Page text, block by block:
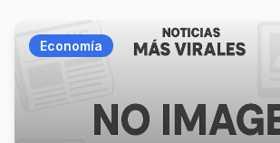
Economía